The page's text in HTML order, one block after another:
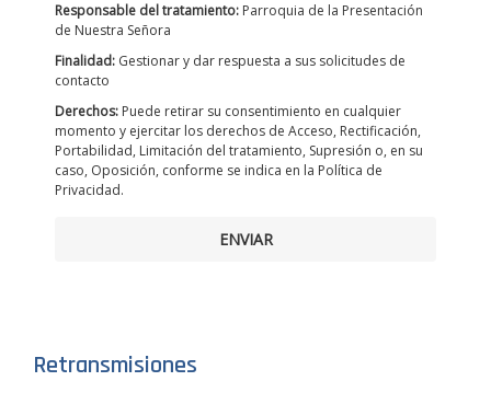
Responsable del tratamiento: Parroquia de la Presentación
de Nuestra Señora
Finalidad: Gestionar y dar respuesta a sus solicitudes de
contacto
Derechos: Puede retirar su consentimiento en cualquier
momento y ejercitar los derechos de Acceso, Rectificación,
Portabilidad, Limitación del tratamiento, Supresión o, en su
caso, Oposición, conforme se indica en la Política de
Privacidad.
ENVIAR
Retransmisiones